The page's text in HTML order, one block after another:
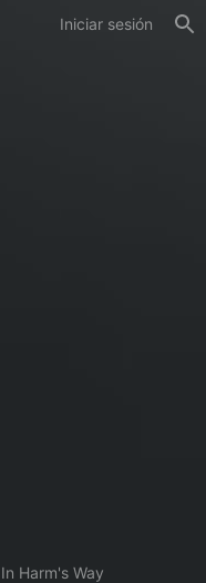
Iniciar sesión
In Harm's Way